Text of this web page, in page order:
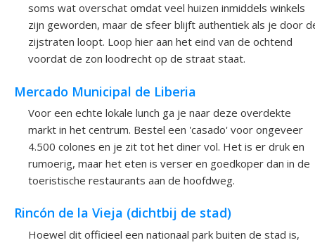
soms wat overschat omdat veel huizen inmiddels winkels
zijn geworden, maar de sfeer blijft authentiek als je door
zijstraten loopt. Loop hier aan het eind van de ochtend
voordat de zon loodrecht op de straat staat.
Mercado Municipal de Liberia
Voor een echte lokale lunch ga je naar deze overdekte
markt in het centrum. Bestel een 'casado' voor ongeveer
4.500 colones en je zit tot het diner vol. Het is er druk en
rumoerig, maar het eten is verser en goedkoper dan in de
toeristische restaurants aan de hoofdweg.
Rincón de la Vieja (dichtbij de stad)
Hoewel dit officieel een nationaal park buiten de stad is,